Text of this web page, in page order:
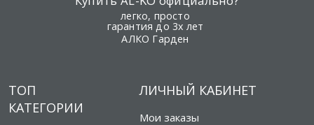
легко, просто
гарантия до 3х лет
АЛКО Гарден
ТОП
КАТЕГОРИИ
ЛИЧНЫЙ КАБИНЕТ
Мои заказы